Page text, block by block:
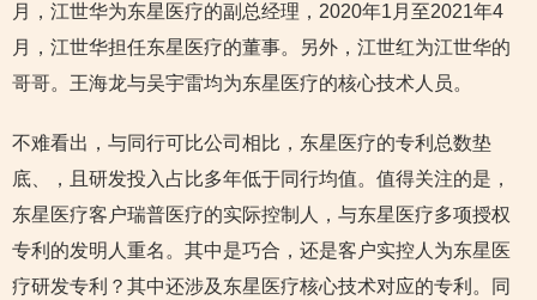
月，江世华为东星医疗的副总经理，2020年1月至2021年4
月，江世华担任东星医疗的董事。另外，江世红为江世华的
哥哥。王海龙与吴宇雷均为东星医疗的核心技术人员。
不难看出，与同行可比公司相比，东星医疗的专利总数垫
底、，且研发投入占比多年低于同行均值。值得关注的是，
东星医疗客户瑞普医疗的实际控制人，与东星医疗多项授权
专利的发明人重名。其中是巧合，还是客户实控人为东星医
疗研发专利？其中还涉及东星医疗核心技术对应的专利。同